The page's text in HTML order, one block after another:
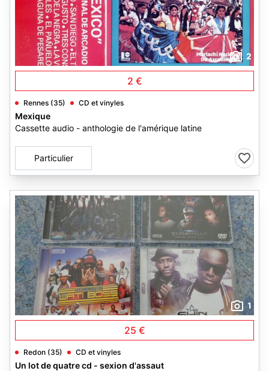
2
2 €
Rennes (35) CD et vinyles
Mexique
Cassette audio - anthologie de l'amérique latine
Particulier
1
25 €
Redon (35) CD et vinyles
Un lot de quatre cd - sexion d'assaut